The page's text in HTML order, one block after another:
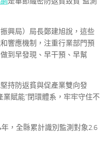
興局）局長鄭建旭說，這些
響應機制，注重行業部門預
到早發現、早干預、早幫
持防返貧與促產業雙向發
賦能”閉環體系，牢牢守住不
，全縣累計識別監測對象2.6